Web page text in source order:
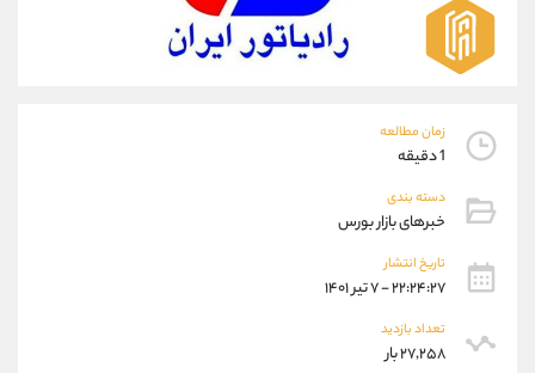
زمان مطالعه
1 دقیقه
دسته بندی
خبرهای بازار بورس
تاریخ انتشار
۲۲:۲۴:۲۷ - ۷ تیر ۱۴۰۱
تعداد بازدید
۲۷,۲۵۸ بار
واتساپ
تلگرام @Armteam_admin_103
پشتیبان فروش
موبایل
واتساپ
تلگرام
داخلی
اطلاعات تماس (دفتر فروش)